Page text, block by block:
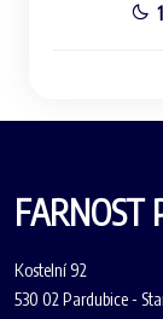
1
FARNOST
Kostelní 92
530 02 Pardubice -